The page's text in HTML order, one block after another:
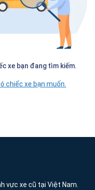
xe bạn đang tìm kiếm.
chiếc xe bạn muốn.
vực xe cũ tại Việt Nam.